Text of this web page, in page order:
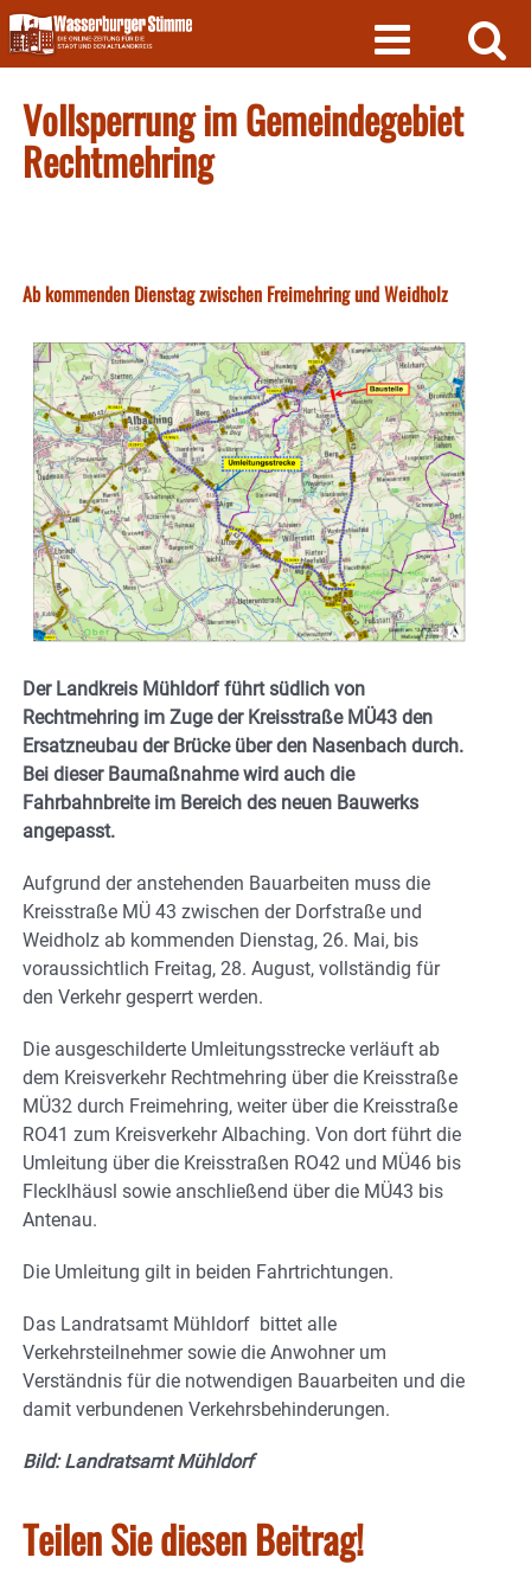
Skip
to
content
Vollsperrung im Gemeindegebiet
Rechtmehring
Ab kommenden Dienstag zwischen Freimehring und Weidholz
Der Landkreis Mühldorf führt südlich von
Rechtmehring im Zuge der Kreisstraße MÜ43 den
Ersatzneubau der Brücke über den Nasenbach durch.
Bei dieser Baumaßnahme wird auch die
Fahrbahnbreite im Bereich des neuen Bauwerks
angepasst.
Aufgrund der anstehenden Bauarbeiten muss die
Kreisstraße MÜ 43 zwischen der Dorfstraße und
Weidholz ab kommenden Dienstag, 26. Mai, bis
voraussichtlich Freitag, 28. August, vollständig für
den Verkehr gesperrt werden.
Die ausgeschilderte Umleitungsstrecke verläuft ab
dem Kreisverkehr Rechtmehring über die Kreisstraße
MÜ32 durch Freimehring, weiter über die Kreisstraße
RO41 zum Kreisverkehr Albaching. Von dort führt die
Umleitung über die Kreisstraßen RO42 und MÜ46 bis
Flecklhäusl sowie anschließend über die MÜ43 bis
Antenau.
Die Umleitung gilt in beiden Fahrtrichtungen.
Das Landratsamt Mühldorf bittet alle
Verkehrsteilnehmer sowie die Anwohner um
Verständnis für die notwendigen Bauarbeiten und die
damit verbundenen Verkehrsbehinderungen.
Bild: Landratsamt Mühldorf
Teilen Sie diesen Beitrag!